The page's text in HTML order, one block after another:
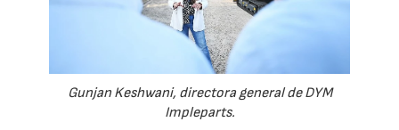
Gunjan Keshwani, directora general de DYM
Impleparts.